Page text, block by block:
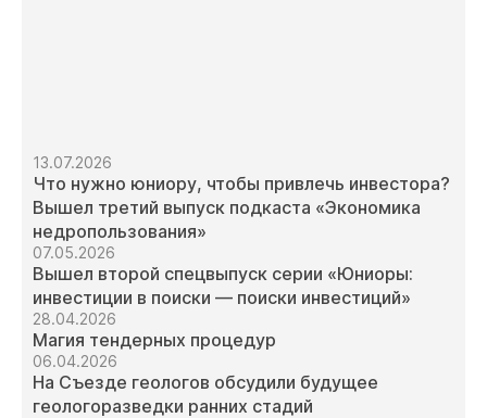
13.07.2026
Что нужно юниору, чтобы привлечь инвестора?
Вышел третий выпуск подкаста «Экономика
недропользования»
07.05.2026
Вышел второй спецвыпуск серии «Юниоры:
инвестиции в поиски — поиски инвестиций»
28.04.2026
Магия тендерных процедур
06.04.2026
На Съезде геологов обсудили будущее
геологоразведки ранних стадий